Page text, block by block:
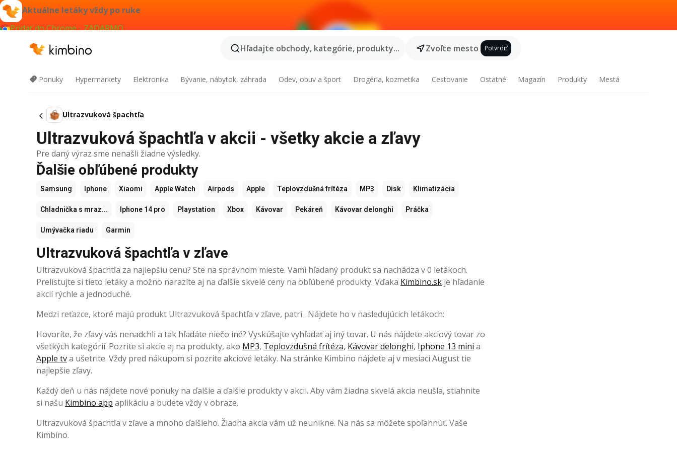
Aktuálne letáky vždy po ruke
Pridať do Chrome - ZADARMO
Hľadajte obchody, kategórie, produkty...
Zvoľte mesto Potvrdiť
Ponuky Hypermarkety Elektronika Bývanie, nábytok, záhrada Odev, obuv a šport Drogéria, kozmetika Cestovanie Ostatné Magazín Produkty Mestá
Ultrazvuková špachtľa
Ultrazvuková špachtľa v akcii - všetky akcie a zľavy
Pre daný výraz sme nenašli žiadne výsledky.
Ďalšie obľúbené produkty
Samsung Iphone Xiaomi Apple Watch Airpods Apple Teplovzdušná frítéza MP3 Disk Klimatizácia
Chladnička s mraz... Iphone 14 pro Playstation Xbox Kávovar Pekáreň Kávovar delonghi Práčka
Umývačka riadu Garmin
Ultrazvuková špachtľa v zľave
Ultrazvuková špachtľa za najlepšiu cenu? Ste na správnom mieste. Vami hľadaný produkt sa nachádza v 0 letákoch.
Prelistujte si tieto letáky a možno narazíte aj na ďalšie skvelé ceny na obľúbené produkty. Vďaka Kimbino.sk je hľadanie
akcií rýchle a jednoduché.
Medzi reťazce, ktoré majú produkt Ultrazvuková špachtľa v zľave, patrí . Nájdete ho v nasledujúcich letákoch:
Hovoríte, že zľavy vás nenadchli a tak hľadáte niečo iné? Vyskúšajte vyhľadať aj iný tovar. U nás nájdete akciový tovar zo
všetkých kategórií. Pozrite si akcie aj na produkty, ako MP3, Teplovzdušná frítéza, Kávovar delonghi, Iphone 13 mini a
Apple tva ušetrite. Vždy pred nákupom si pozrite akciové letáky. Na stránke Kimbino nájdete aj v mesiaci August tie
najlepšie zľavy.
Každý deň u nás nájdete nové ponuky na ďalšie a ďalšie produkty v akcii. Aby vám žiadna skvelá akcia neušla, stiahnite
si našu Kimbino app aplikáciu a budete vždy v obraze.
Ultrazvuková špachtľa v zľave a mnoho ďalšieho. Žiadna akcia vám už neunikne. Na nás sa môžete spoľahnúť. Vaše
Kimbino.